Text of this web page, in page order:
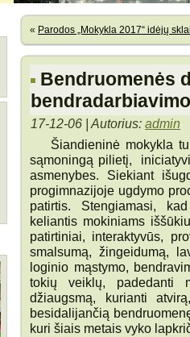
« Parodos „Mokykla 2017“ idėjų
Bendruomenės
17-12-06 | Autorius: admin
Šiandieninė mokykla
sąmoningą pilietį,
asmenybes. Siekiant
progimnazijoje ugdymo
patirtis. Stengiamasi,
keliantis mokiniams
patirtiniai, interaktyvūs,
smalsumą, žingeidumą,
loginio mąstymo,
tokių veiklų, padedanti
džiaugsmą, kurianti
besidalijančią
kuri šiais metais vyko